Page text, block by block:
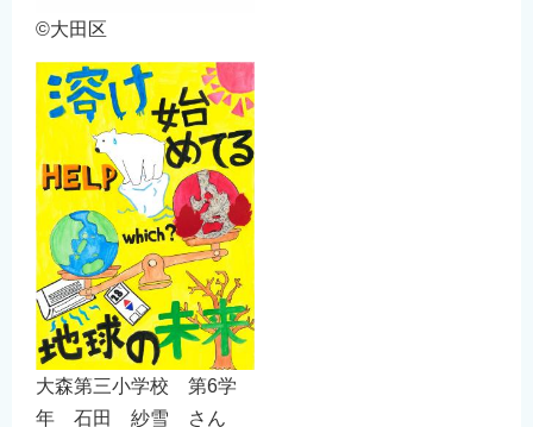
©大田区
大森第三小学校 第6学
年 石田 紗雪 さん